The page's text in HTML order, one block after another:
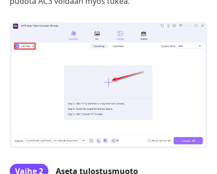
Vaihe 2
Aseta tulostusmuoto